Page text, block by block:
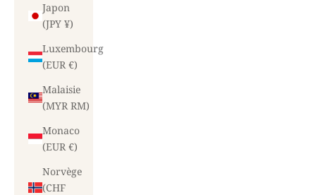
Japon
(JPY ¥)
Luxembourg
(EUR €)
Malaisie
(MYR RM)
Monaco
(EUR €)
Norvège
(CHF